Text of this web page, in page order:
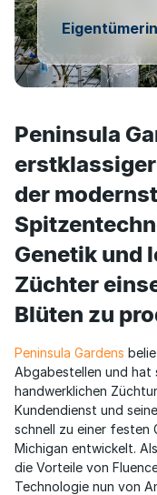
Peninsula
der
Genetik und
Züchter
Blüten zu
Peninsula Gardens
Abgabestellen und hat
handwerklichen
Kundendienst und
schnell zu einer festen
Michigan entwickelt.
die Vorteile von
Technologie nun von